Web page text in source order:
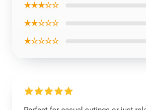
★★★☆☆
★★☆☆☆
★☆☆☆☆